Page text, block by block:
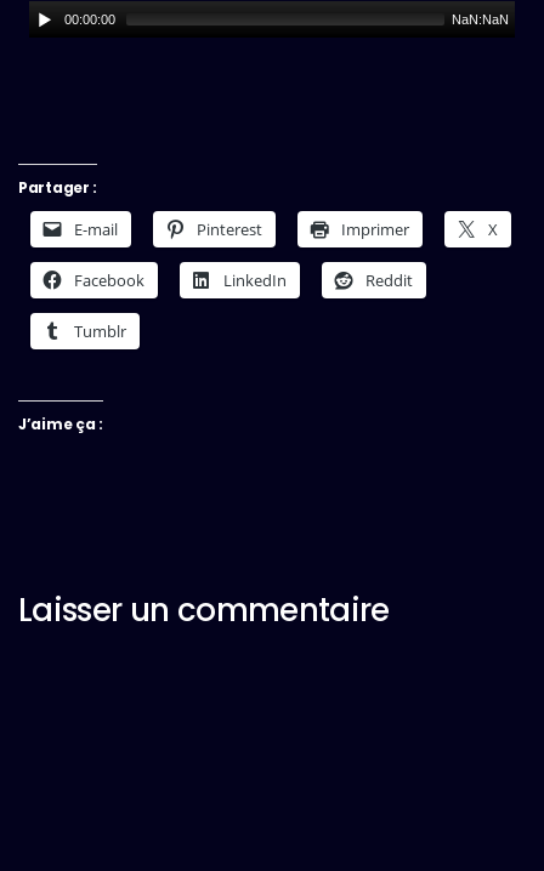
00:00:00 NaN:NaN
Partager :
E-mail Pinterest Imprimer X
Facebook LinkedIn Reddit
Tumblr
J’aime ça :
Laisser un commentaire